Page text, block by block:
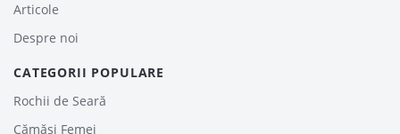
Articole
Despre noi
CATEGORII POPULARE
Rochii de Seară
Cămăși Femei